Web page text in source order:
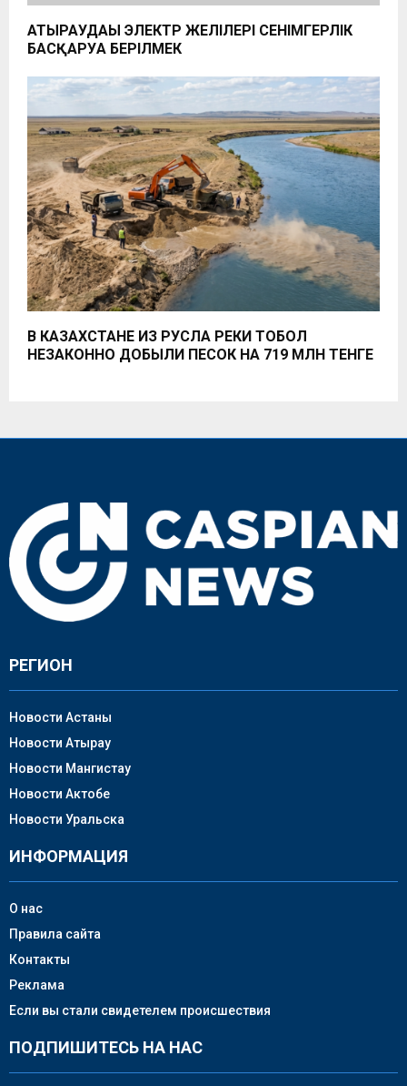
АТЫРАУДАҒЫ ЭЛЕКТР ЖЕЛІЛЕРІ СЕНІМГЕРЛІК
БАСҚАРУҒА БЕРІЛМЕК
В КАЗАХСТАНЕ ИЗ РУСЛА РЕКИ ТОБОЛ
НЕЗАКОННО ДОБЫЛИ ПЕСОК НА 719 МЛН ТЕНГЕ
РЕГИОН
Новости Астаны
Новости Атырау
Новости Мангистау
Новости Актобе
Новости Уральска
ИНФОРМАЦИЯ
О нас
Правила сайта
Контакты
Реклама
Если вы стали свидетелем происшествия
ПОДПИШИТЕСЬ НА НАС